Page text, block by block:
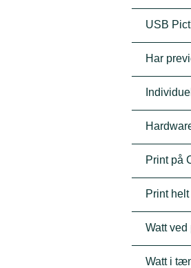
USB
Har
Print på
Print
Watt ved
Watt i